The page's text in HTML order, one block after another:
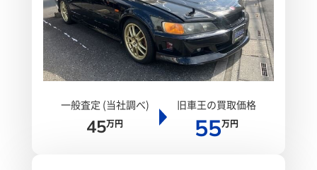
一般査定 (当社調べ)
45万円
旧車王の買取価格
55万円